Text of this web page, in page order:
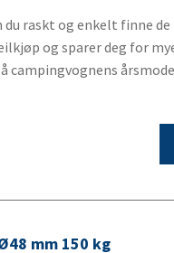
tilhengeraksel
/ kulehanske
raskt og enkelt finne
og sparer deg for
campingvognens
mm 150 kg